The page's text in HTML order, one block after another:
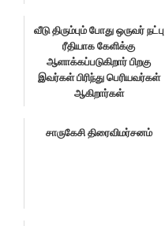
வீடு திரும்பும் போது ஒருவர் நட்பு
ரீதியாக கேளிக்கு
ஆளாக்கப்படுகிறார் பிறகு
இவர்கள் பிரிந்து பெரியவர்கள்
ஆகிறார்கள்
சாருகேசி திரைவிமர்சனம்